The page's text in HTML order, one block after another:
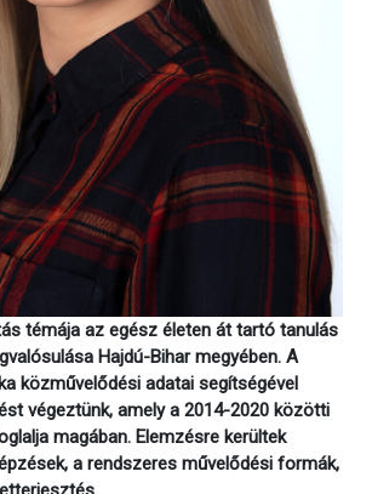
témája az egész életen át tartó tanulás
Hajdú-Bihar megyében. A
közművelődési adatai segítségével
végeztünk, amely a 2014-2020 közötti
magában. Elemzésre kerültek
a rendszeres művelődési formák,